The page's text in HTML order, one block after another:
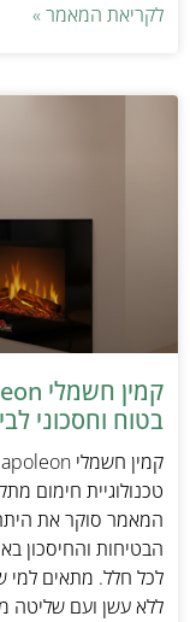
לקריאת המאמר »
בטוח וחסכוני
טכנולוגיית חימום
המאמר סוקר את
הבטיחות והחיסכון
לכל חלל. מתאים למי
ללא עשן ועם שליטה